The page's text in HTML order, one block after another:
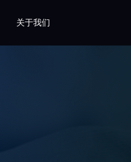
关于我们